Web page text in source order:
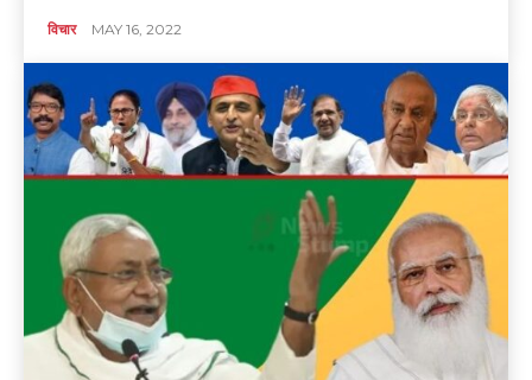
विचार MAY 16, 2022